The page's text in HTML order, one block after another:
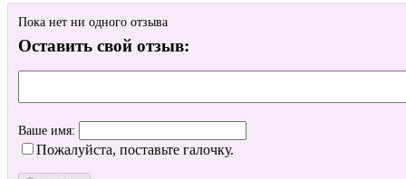
Пока нет ни одного отзыва
Оставить свой отзыв:
Ваше имя:
Пожалуйста, поставьте галочку.